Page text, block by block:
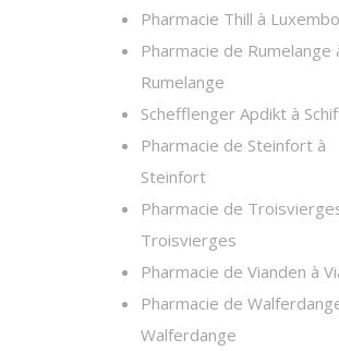
Pharmacie Thill à
Pharmacie de Rumelange
Rumelange
Schefflenger Apdikt à
Pharmacie de Steinfort à
Steinfort
Pharmacie de
Troisvierges
Pharmacie de Vianden à
Pharmacie de
Walferdange